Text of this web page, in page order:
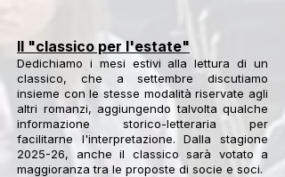
Il "classico per l'estate"
Dedichiamo i mesi estivi alla lettura di un
classico, che a settembre discutiamo
insieme con le stesse modalità riservate agli
altri romanzi, aggiungendo talvolta qualche
informazione storico-letteraria per
facilitarne l'interpretazione. Dalla stagione
2025-26, anche il classico sarà votato a
maggioranza tra le proposte di socie e soci.